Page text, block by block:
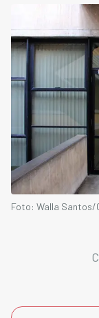
Foto: Walla Santos/